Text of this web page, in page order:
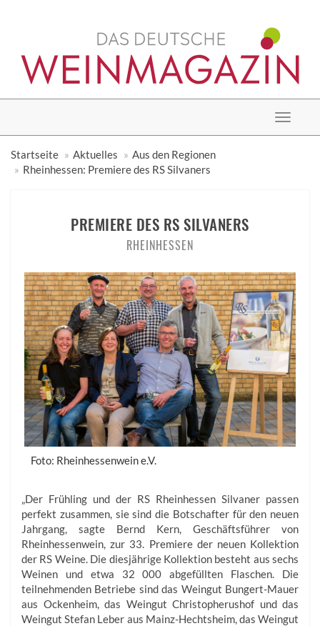
Toggle
Startseite
Aktuelles
Aus den Regionen
Rheinhessen: Premiere des RS Silvaners
PREMIERE DES RS SILVANERS
RHEINHESSEN
Foto: Rheinhessenwein e.V.
„Der Frühling und der RS Rheinhessen Silvaner passen
perfekt zusammen, sie sind die Botschafter für den neuen
Jahrgang, sagte Bernd Kern, Geschäftsführer von
Rheinhessenwein, zur 33. Premiere der neuen Kollektion
der RS Weine. Die diesjährige Kollektion besteht aus sechs
Weinen und etwa 32 000 abgefüllten Flaschen. Die
teilnehmenden Betriebe sind das Weingut Bungert-Mauer
aus Ockenheim, das Weingut Christopherushof und das
Weingut Stefan Leber aus Mainz-Hechtsheim, das Weingut